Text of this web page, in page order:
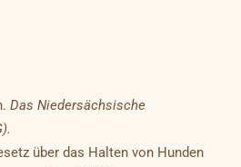
Das Niedersächsische
über das Halten von Hunden